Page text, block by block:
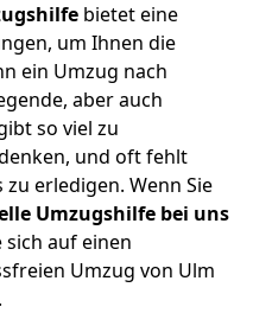
bietet eine
um Ihnen die
ein Umzug nach
aber auch
so viel zu
und oft fehlt
erledigen. Wenn Sie
Umzugshilfe bei uns
sich auf einen
Umzug von Ulm